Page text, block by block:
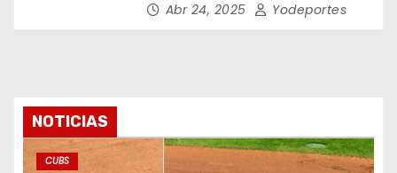
Abr 24, 2025 Yodeportes
NOTICIAS
CUBS